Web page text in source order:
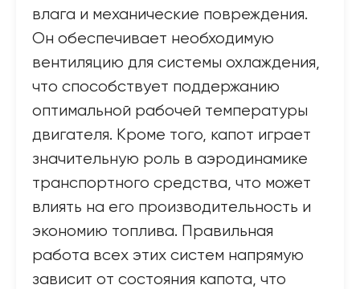
влага и механические повреждения.
Он обеспечивает необходимую
вентиляцию для системы охлаждения,
что способствует поддержанию
оптимальной рабочей температуры
двигателя. Кроме того, капот играет
значительную роль в аэродинамике
транспортного средства, что может
влиять на его производительность и
экономию топлива. Правильная
работа всех этих систем напрямую
зависит от состояния капота, что